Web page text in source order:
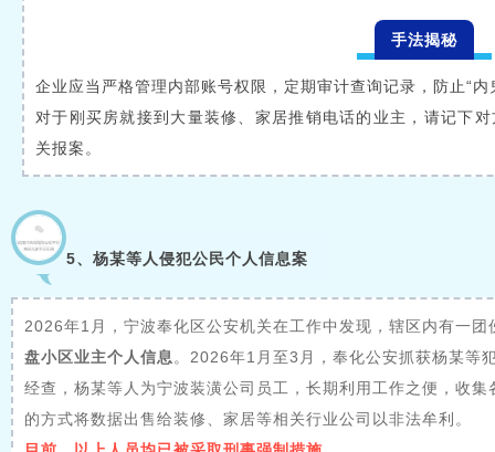
手法揭秘
企业应当严格管理内部账号权限，定期审计查询记录，防止“
对于刚买房就接到大量装修、家居推销电话的业主，请记下
关报案。
5、杨某等人侵犯公民个人信息案
2026年1月，宁波奉化区公安机关在工作中发现，辖区内有一团
盘小区业主个人信息 。2026年1月至3月，奉化公安抓获杨某等
经查，杨某等人为宁波装潢公司员工，长期利用工作之便，收
的方式将数据出售给装修、家居等相关行业公司以非法牟利。